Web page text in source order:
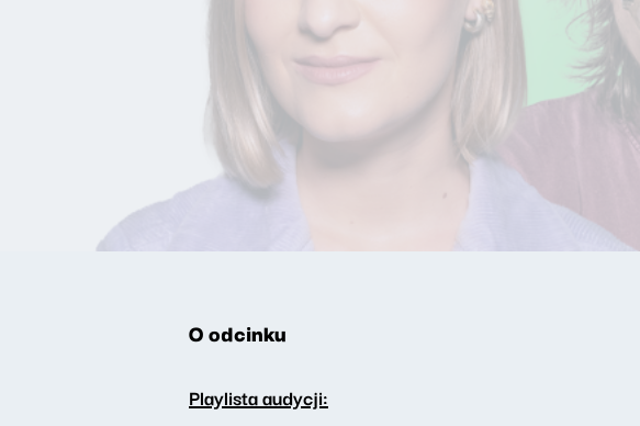
O odcinku
Playlista audycji: